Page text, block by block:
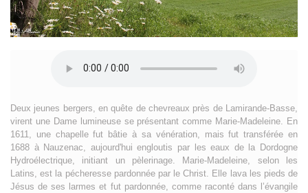
Deux jeunes bergers, en quête de chevreaux près de Lamirande-Basse,
virent une Dame lumineuse se présentant comme Marie-Madeleine. En
1611, une chapelle fut bâtie à sa vénération, mais fut transférée en
1688 à Nauzenac, aujourd'hui engloutis par les eaux de la Dordogne
Hydroélectrique, initiant un pèlerinage. Marie-Madeleine, selon les
Latins, est la pécheresse pardonnée par le Christ. Elle lava les pieds de
Jésus de ses larmes et fut pardonnée, comme raconté dans l’évangile